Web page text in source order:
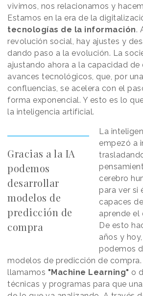
vivimos, nos relacionamos y
Estamos en la era de la
tecnologías de la información.
revolución social, hay ajustes y
dando paso a la evolución. La
ajustando ahora a la capacidad de
avances tecnológicos, que, por
confluencias, se acelera con el
forma exponencial. Y esto es lo
la inteligencia artificial.
Gracias a la IA
podemos
desarrollar
modelos de
predicción de
compra
La
empezó a
cerebro
para ver si
capaces
aprende el
De esto
años y
podemos
modelos de predicción de
llamamos "Machine Learning" o
técnicas y programas para que